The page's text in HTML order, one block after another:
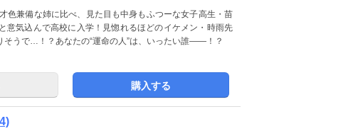
意気込んで高校に入学！見惚れるほどのイケメン・時雨先
そうで…！？あなたの“運命の人”は、いったい誰――！？
購入する